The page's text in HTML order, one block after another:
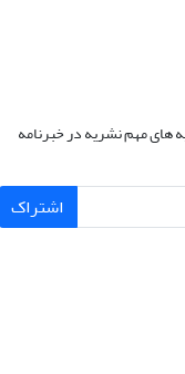
های مهم نشریه در خبرنامه
اشتراک